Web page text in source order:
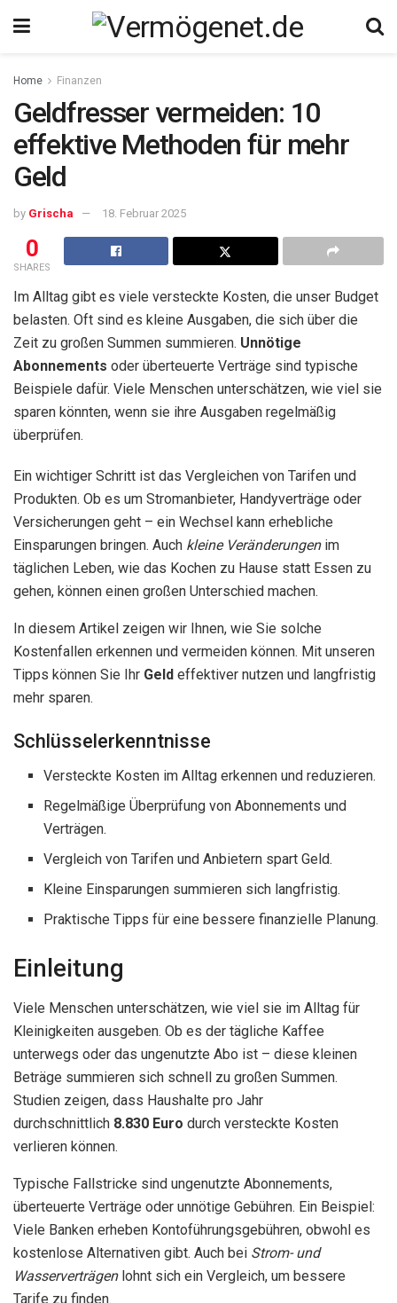
Home Finanzen
Geldfresser vermeiden: 10
effektive Methoden für mehr
Geld
by Grischa 18. Februar 2025
0
SHARES
Im Alltag gibt es viele versteckte Kosten, die unser Budget
belasten. Oft sind es kleine Ausgaben, die sich über die
Zeit zu großen Summen summieren. Unnötige
Abonnements oder überteuerte Verträge sind typische
Beispiele dafür. Viele Menschen unterschätzen, wie viel sie
sparen könnten, wenn sie ihre Ausgaben regelmäßig
überprüfen.
Ein wichtiger Schritt ist das Vergleichen von Tarifen und
Produkten. Ob es um Stromanbieter, Handyverträge oder
Versicherungen geht – ein Wechsel kann erhebliche
Einsparungen bringen. Auch kleine Veränderungenim
täglichen Leben, wie das Kochen zu Hause statt Essen zu
gehen, können einen großen Unterschied machen.
In diesem Artikel zeigen wir Ihnen, wie Sie solche
Kostenfallen erkennen und vermeiden können. Mit unseren
Tipps können Sie Ihr Geld effektiver nutzen und langfristig
mehr sparen.
Schlüsselerkenntnisse
Versteckte Kosten im Alltag erkennen und reduzieren.
Regelmäßige Überprüfung von Abonnements und
Verträgen.
Vergleich von Tarifen und Anbietern spart Geld.
Kleine Einsparungen summieren sich langfristig.
Praktische Tipps für eine bessere finanzielle Planung.
Einleitung
Viele Menschen unterschätzen, wie viel sie im Alltag für
Kleinigkeiten ausgeben. Ob es der tägliche Kaffee
unterwegs oder das ungenutzte Abo ist – diese kleinen
Beträge summieren sich schnell zu großen Summen.
Studien zeigen, dass Haushalte pro Jahr
durchschnittlich 8.830 Euro durch versteckte Kosten
verlieren können.
Typische Fallstricke sind ungenutzte Abonnements,
überteuerte Verträge oder unnötige Gebühren. Ein Beispiel:
Viele Banken erheben Kontoführungsgebühren, obwohl es
kostenlose Alternativen gibt. Auch bei Strom- und
Wasserverträgenlohnt sich ein Vergleich, um bessere
Tarife zu finden.